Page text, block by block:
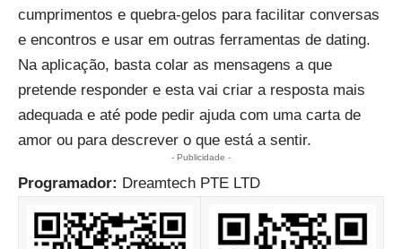
cumprimentos e quebra-gelos para facilitar conversas
e encontros e usar em outras ferramentas de dating.
Na aplicação, basta colar as mensagens a que
pretende responder e esta vai criar a resposta mais
adequada e até pode pedir ajuda com uma carta de
amor ou para descrever o que está a sentir.
- Publicidade -
Programador: Dreamtech PTE LTD